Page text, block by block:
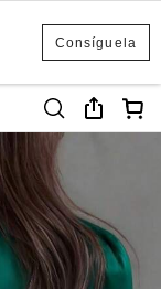
Consíguela